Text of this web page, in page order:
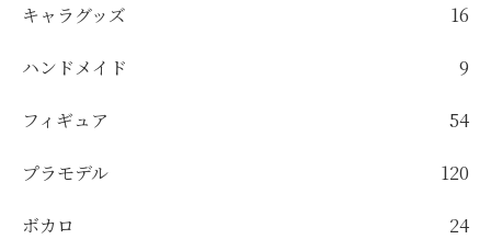
キャラグッズ 16
ハンドメイド 9
フィギュア 54
プラモデル 120
ボカロ 24